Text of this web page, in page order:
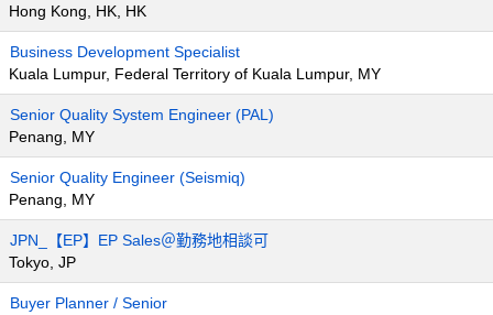
Hong Kong, HK, HK
Business Development Specialist
Kuala Lumpur, Federal Territory of Kuala Lumpur, MY
Senior Quality System Engineer (PAL)
Penang, MY
Senior Quality Engineer (Seismiq)
Penang, MY
JPN_【EP】EP Sales＠勤務地相談可
Tokyo, JP
Buyer Planner / Senior